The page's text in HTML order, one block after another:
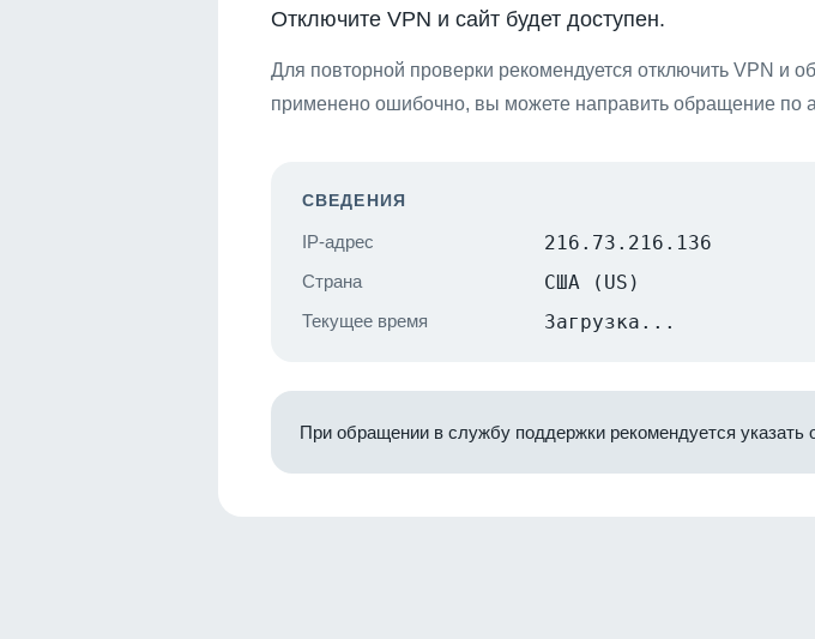
Отключите VPN и сайт будет доступен.
Для повторной проверки рекомендуется отключить VPN и
применено ошибочно, вы можете направить обращение по
СВЕДЕНИЯ
IP-адрес 216.73.216.136
Страна США (US)
Текущее время Загрузка...
При обращении в службу поддержки рекомендуется